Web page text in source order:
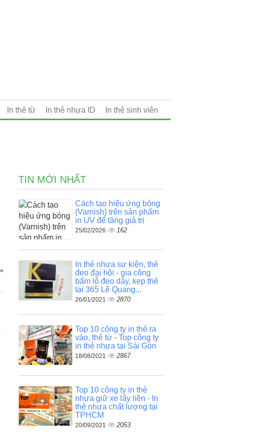
In thẻ từ In thẻ nhựa ID In thẻ sinh viên
TIN MỚI NHẤT
Cách tạo hiệu ứng bóng
(Varnish) trên sản phẩm
in UV để tăng giá trị
25/02/2026 162
In thẻ nhựa sự kiện, thẻ
đeo đại hội - gia công
bấm lỗ đeo dây, kẹp thẻ
tại 365 Lê Quang...
26/01/2021 2870
Top 10 công ty in thẻ ra
vào, thẻ từ - Top công ty
in thẻ nhựa tại Sài Gòn
18/08/2021 2867
Top 10 công ty in thẻ
nhựa giữ xe lấy liền - In
thẻ nhựa chất lượng tại
TPHCM
20/09/2021 2053